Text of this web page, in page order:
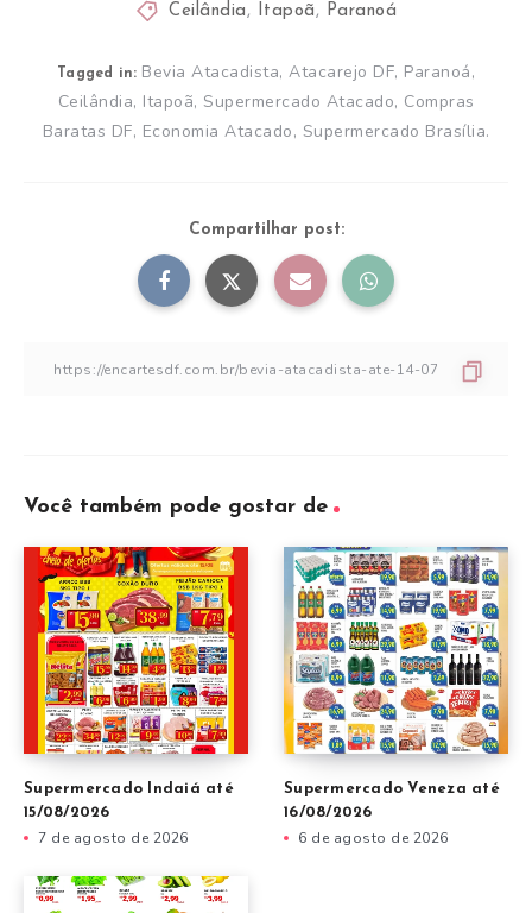
Ceilândia, Itapoã, Paranoá
Tagged in: Bevia Atacadista, Atacarejo DF, Paranoá,
Ceilândia, Itapoã, Supermercado Atacado, Compras
Baratas DF, Economia Atacado, Supermercado Brasília.
Compartilhar post:
Você também pode gostar de
Supermercado Indaiá até
15/08/2026
7 de agosto de 2026
Supermercado Veneza até
16/08/2026
6 de agosto de 2026